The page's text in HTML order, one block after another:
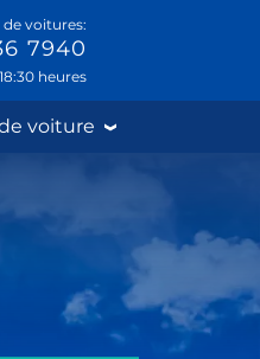
voitures:
7940
heures
voiture